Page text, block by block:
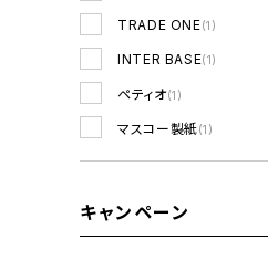
TRADE ONE(1)
INTER BASE(1)
ペティオ(1)
マスコー製紙(1)
キャンペーン